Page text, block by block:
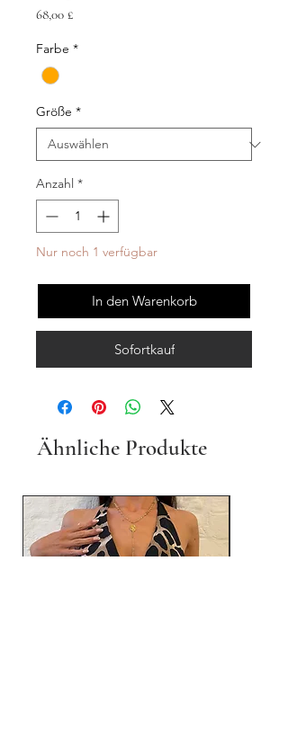
68,00 £Preis
Farbe *
Größe *
Anzahl *
Nur noch 1 verfügbar
In den Warenkorb
Sofortkauf
Ähnliche Produkte